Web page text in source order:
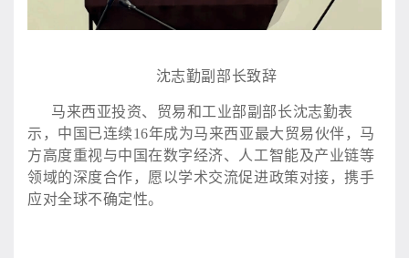
沈志勤副部长致辞
马来西亚投资、贸易和工业部副部长沈志勤表
示，中国已连续16年成为马来西亚最大贸易伙伴，马
方高度重视与中国在数字经济、人工智能及产业链等
领域的深度合作，愿以学术交流促进政策对接，携手
应对全球不确定性。